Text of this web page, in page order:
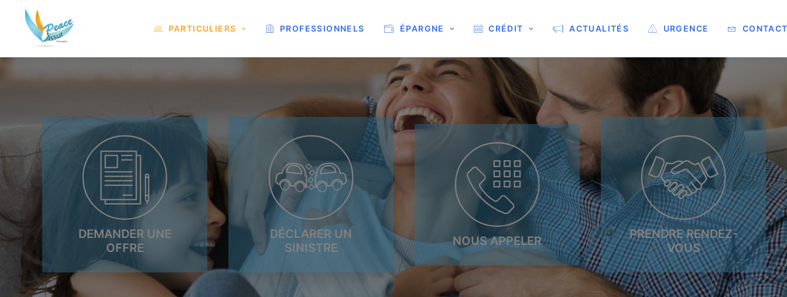
PARTICULIERS PROFESSIONNELS ÉPARGNE CRÉDIT ACTUALITÉS URGENCE
DEMANDER UNE
OFFRE
DÉCLARER UN
SINISTRE
NOUS APPELER
PRENDRE RENDEZ-
VOUS